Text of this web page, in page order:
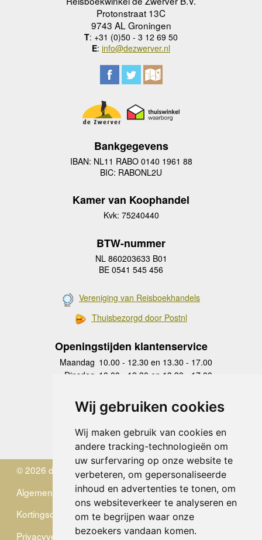
Wij gebruiken cookies
Wij maken gebruik van cookies en
andere tracking-technologieën om
uw surfervaring op onze website te
verbeteren, om gepersonaliseerde
inhoud en advertenties te tonen, om
ons websiteverkeer te analyseren en
om te begrijpen waar onze
bezoekers vandaan komen.
Protonstraat 13C
9743 AL Groningen
T: +31 (0)50 - 3 12 69 50
E: info@dezwerver.nl
Bankgegevens
IBAN: NL11 RABO 0140 1961 88
BIC: RABONL2U
Kamer van Koophandel
Kvk: 75240440
BTW-nummer
NL 860203633 B01
BE 0541 545 456
Vereniging van Reisboekhandels
Thuisbezorgd door Postnl
Openingstijden klantenservice
Maandag 10.00 - 12.30 en 13.30 - 17.00
Dinsdag 10.00 - 12.30 en 13.30 - 17.00
Donderdag
10.00 - 12.30 en 13.30 - 17.00
Vrijdag 10.00 - 12.30 en 13.30 - 17.00
Zaterdag
gesloten
Zondag gesloten
© 2026 de Zwerver
Algemene Voorwaarden
Kortingscode
Privacyverklaring